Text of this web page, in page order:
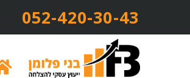
052-420-30-43​